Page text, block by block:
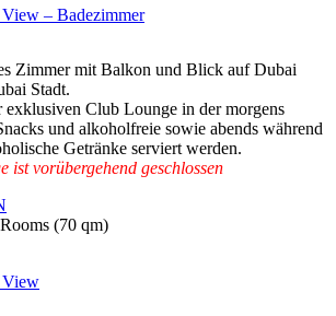
– Badezimmer
Zimmer mit Balkon und Blick auf Dubai
Stadt.
Club Lounge in der morgens
und alkoholfreie sowie abends während
Getränke serviert werden.
ist vorübergehend geschlossen
(70 qm)
View